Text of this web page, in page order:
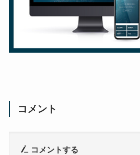
コメント
コメントする